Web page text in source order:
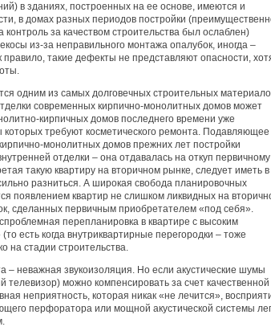
в зданиях, построенных на ее основе, имеются и
в домах разных периодов постройки
за качеством строительства был ослаблен)
из-за неправильного монтажа опалубок, иногда –
такие дефекты не представляют опасности,
одним из самых долговечных строительных
современных кирпично-монолитных домов может
кирпичных домов последнего времени уже
требуют косметического ремонта. Подавляющее
монолитных домов прежних лет постройки
отделки – она отдавалась на откуп первичному
такую квартиру на вторичном рынке, следует иметь в
разниться. А широкая свобода планировочных
появлением квартир не слишком ликвидных на
сделанных первичным приобретателем «под себя».
перепланировка в квартире с высоким
есть когда внутриквартирные перегородки – тоже
на стадии строительства.
– неважная звукоизоляция. Но если акустические шумы
телевизор) можно компенсировать за счет качественной
неприятность, которая никак «не лечится»,
перфоратора или мощной акустической системы